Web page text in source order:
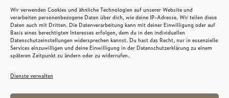
Wir verwenden Cookies und ähnliche Technologien auf unserer Website und
verarbeiten personenbezogene Daten über dich, wie deine IP-Adresse. Wir teilen diese
Daten auch mit Dritten. Die Datenverarbeitung kann mit deiner Einwilligung oder auf
Basis eines berechtigten Interesses erfolgen, dem du in den individuellen
Datenschutzeinstellungen widersprechen kannst. Du hast das Recht, nur in essenzielle
Services einzuwilligen und deine Einwilligung in der Datenschutzerklärung zu einem
späteren Zeitpunkt zu ändern oder zu widerrufen.
Dienste verwalten
Impres­sum
Daten­schutz­er­klä­rung
Cookie-Rich­t­­li­­nie (EU)